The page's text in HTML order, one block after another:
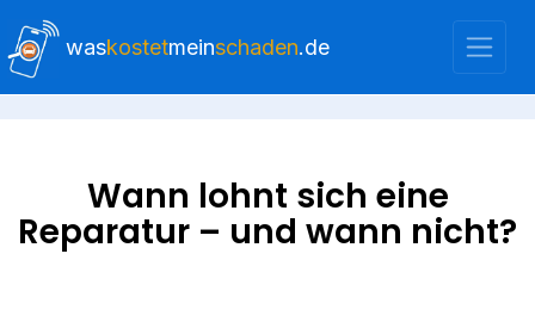
waskostetmeinschaden.de
Wann lohnt sich eine
Reparatur – und wann nicht?